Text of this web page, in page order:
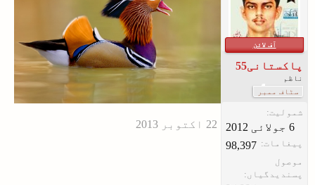
آف لائن
پاکستانی55
ناظم
سٹاف ممبر
شمولیت:
پیغامات: 98,397
موصول
پسندیدگیاں: